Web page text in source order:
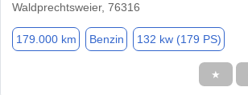
Waldprechtsweier, 76316
179.000 km Benzin 132 kw (179 PS)
★